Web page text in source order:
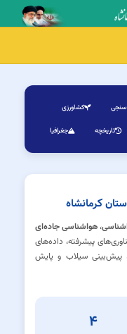
کشاورزی
تاریخچه جغرافیا
کرمانشاه
، هواشناسی جاده‌ای
پیشرفته، داده‌های
پیش‌بینی سیلاب و پایش
۴